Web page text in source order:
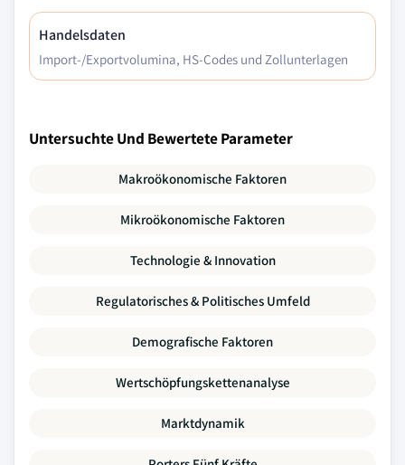
Handelsdaten
Import-/Exportvolumina, HS-Codes und Zollunterlagen
Untersuchte Und Bewertete Parameter
Makroökonomische Faktoren
Mikroökonomische Faktoren
Technologie & Innovation
Regulatorisches & Politisches Umfeld
Demografische Faktoren
Wertschöpfungskettenanalyse
Marktdynamik